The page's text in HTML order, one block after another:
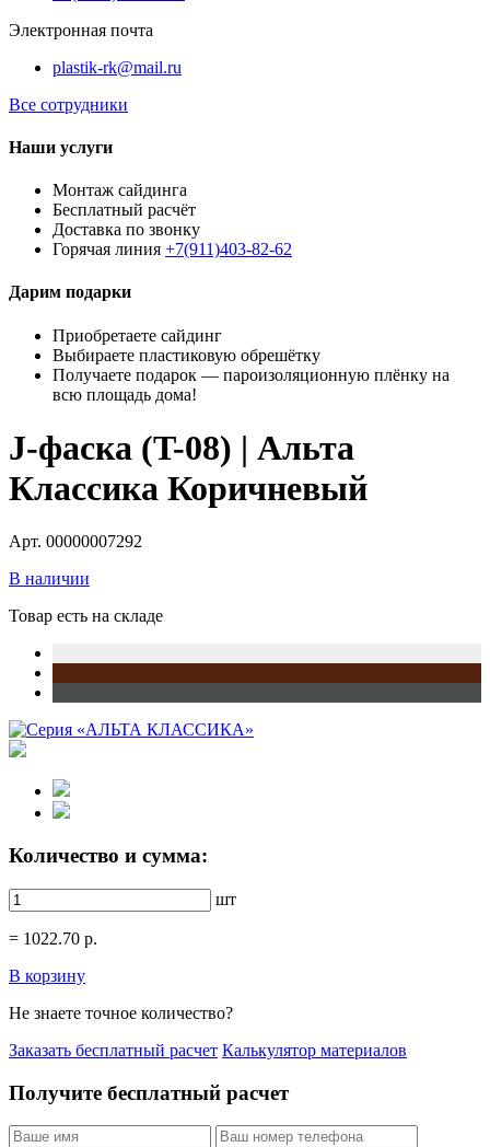
Электронная почта
plastik-rk@mail.ru
Все сотрудники
Наши услуги
Монтаж сайдинга
Бесплатный расчёт
Доставка по звонку
Горячая линия +7(911)403-82-62
Дарим подарки
Приобретаете сайдинг
Выбираете пластиковую обрешётку
Получаете подарок — пароизоляционную плёнку на
всю площадь дома!
J-фаска (T-08) | Альта
Классика Коричневый
Арт. 00000007292
В наличии
Товар есть на складе
Количество и сумма:
шт
= 1022.70 р.
В корзину
Не знаете точное количество?
Заказать бесплатный расчет Калькулятор материалов
Получите бесплатный расчет